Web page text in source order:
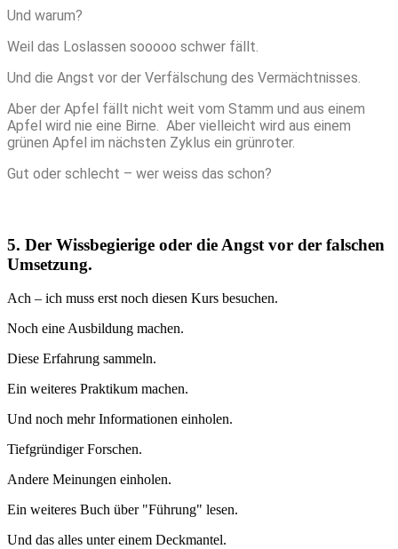
Und warum?
Weil das Loslassen sooooo schwer fällt.
Und die Angst vor der Verfälschung des Vermächtnisses.
Aber der Apfel fällt nicht weit vom Stamm und aus einem
Apfel wird nie eine Birne. Aber vielleicht wird aus einem
grünen Apfel im nächsten Zyklus ein grünroter.
Gut oder schlecht – wer weiss das schon?
5. Der Wissbegierige oder die Angst vor der falschen
Umsetzung.
Ach – ich muss erst noch diesen Kurs besuchen.
Noch eine Ausbildung machen.
Diese Erfahrung sammeln.
Ein weiteres Praktikum machen.
Und noch mehr Informationen einholen.
Tiefgründiger Forschen.
Andere Meinungen einholen.
Ein weiteres Buch über "Führung" lesen.
Und das alles unter einem Deckmantel.